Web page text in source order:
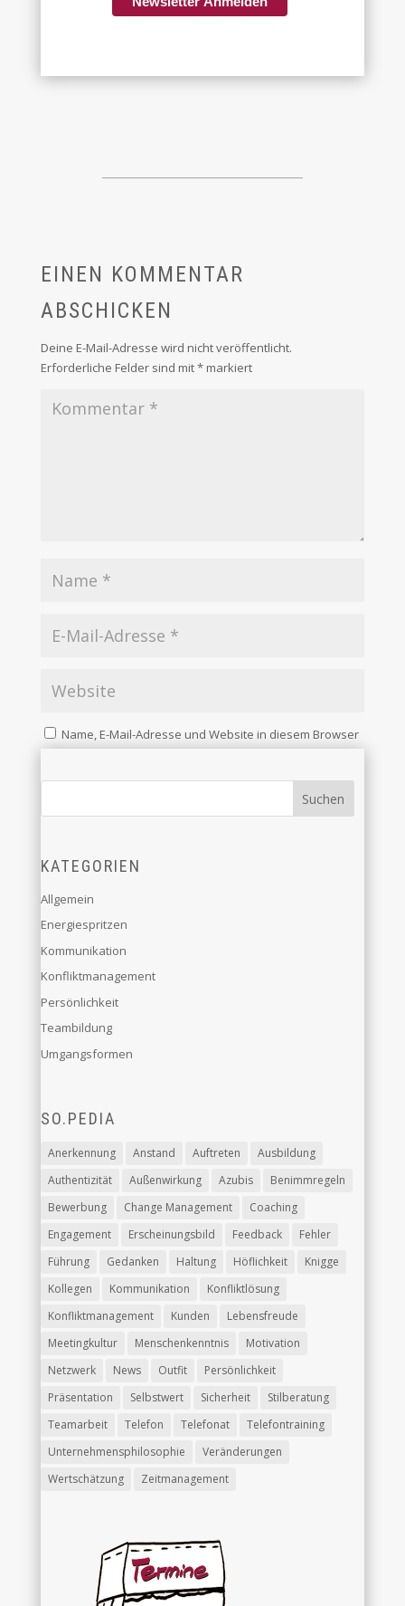
EINEN KOMMENTAR
ABSCHICKEN
Deine E-Mail-Adresse wird nicht veröffentlicht.
Erforderliche Felder sind mit*markiert
Name, E-Mail-Adresse und Website in diesem Browser
für meinen nächsten Kommentar speichern.
Kommentar abschicken
KATEGORIEN
Allgemein
Energiespritzen
Kommunikation
Konfliktmanagement
Persönlichkeit
Teambildung
Umgangsformen
SO.PEDIA
Anerkennung Anstand Auftreten
Ausbildung
Authentizität
Außenwirkung Azubis
Benimmregeln
Bewerbung
Change Management
Coaching
Engagement
Erscheinungsbild Feedback
Fehler
Führung
Gedanken Haltung Höflichkeit
Knigge
Kollegen
Kommunikation
Konfliktlösung
Konfliktmanagement
Kunden
Lebensfreude
Meetingkultur
Menschenkenntnis
Motivation
Netzwerk
News Outfit
Persönlichkeit
Präsentation
Selbstwert Sicherheit
Stilberatung
Teamarbeit
Telefon Telefonat
Telefontraining
Unternehmensphilosophie
Veränderungen
Wertschätzung
Zeitmanagement